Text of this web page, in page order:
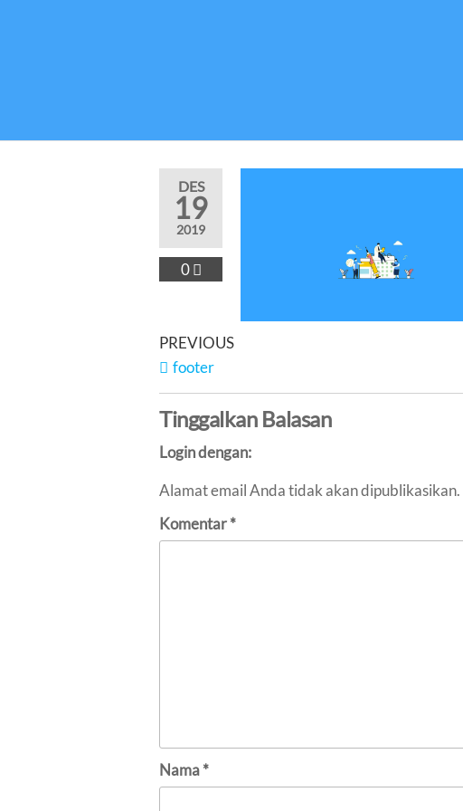
DES
19
2019
0
PREVIOUS
footer
Tinggalkan Balasan
Login dengan:
Alamat email Anda tidak akan dipublikasikan.
Komentar*
Nama*